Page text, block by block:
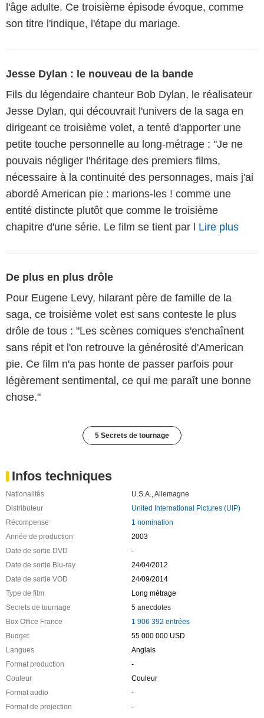
l'âge adulte. Ce troisième épisode évoque, comme
son titre l'indique, l'étape du mariage.
Jesse Dylan : le nouveau de la bande
Fils du légendaire chanteur Bob Dylan, le réalisateur
Jesse Dylan, qui découvrait l'univers de la saga en
dirigeant ce troisième volet, a tenté d'apporter une
petite touche personnelle au long-métrage : "Je ne
pouvais négliger l'héritage des premiers films,
nécessaire à la continuité des personnages, mais j'ai
abordé American pie : marions-les ! comme une
entité distincte plutôt que comme le troisième
chapitre d'une série. Le film se tient par l Lire plus
De plus en plus drôle
Pour Eugene Levy, hilarant père de famille de la
saga, ce troisième volet est sans conteste le plus
drôle de tous : "Les scènes comiques s'enchaînent
sans répit et l'on retrouve la générosité d'American
pie. Ce film n'a pas honte de passer parfois pour
légèrement sentimental, ce qui me paraît une bonne
chose."
5 Secrets de tournage
Infos techniques
Nationalités U.S.A.,Allemagne
Distributeur
United International Pictures (UIP)
Récompense
1 nomination
Année de production
2003
Date de sortie DVD
-
Date de sortie Blu-ray
24/04/2012
Date de sortie VOD
24/09/2014
Type de film
Long métrage
Secrets de tournage
5 anecdotes
Box Office France
1 906 392 entrées
Budget
55 000 000 USD
Langues
Anglais
Format production
-
Couleur
Couleur
Format audio
-
Format de projection
-